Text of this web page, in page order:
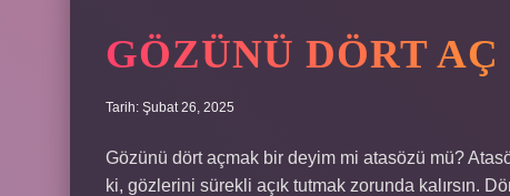
GÖZÜNÜ DÖRT
Tarih: Şubat 26, 2025
Gözünü dört açmak bir deyim mi atasözü mü?
ki, gözlerini sürekli açık tutmak zorunda kalırsın.